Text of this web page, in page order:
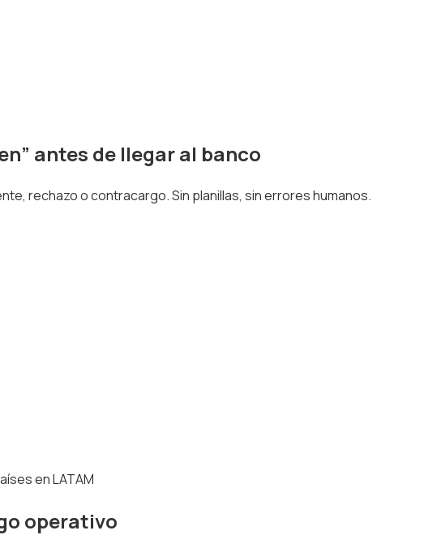
antes de llegar al banco
rechazo o contracargo. Sin planillas, sin errores humanos.
en LATAM
operativo